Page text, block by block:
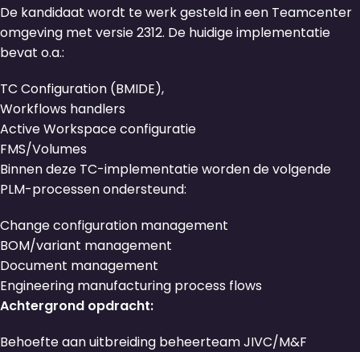
De kandidaat wordt te werk gesteld in een Teamcenter
omgeving met versie 2312. De huidige implementatie
bevat o.a.:
TC Configuration (BMIDE),
Workflows handlers
Active Workspace configuratie
FMS/Volumes
Binnen deze TC-implementatie worden de volgende
PLM-processen ondersteund:
Change configuration management
BOM/variant management
Document management
Engineering manufacturing process flows
Achtergrond opdracht:
Behoefte aan uitbreiding beheerteam JIVC/M&F